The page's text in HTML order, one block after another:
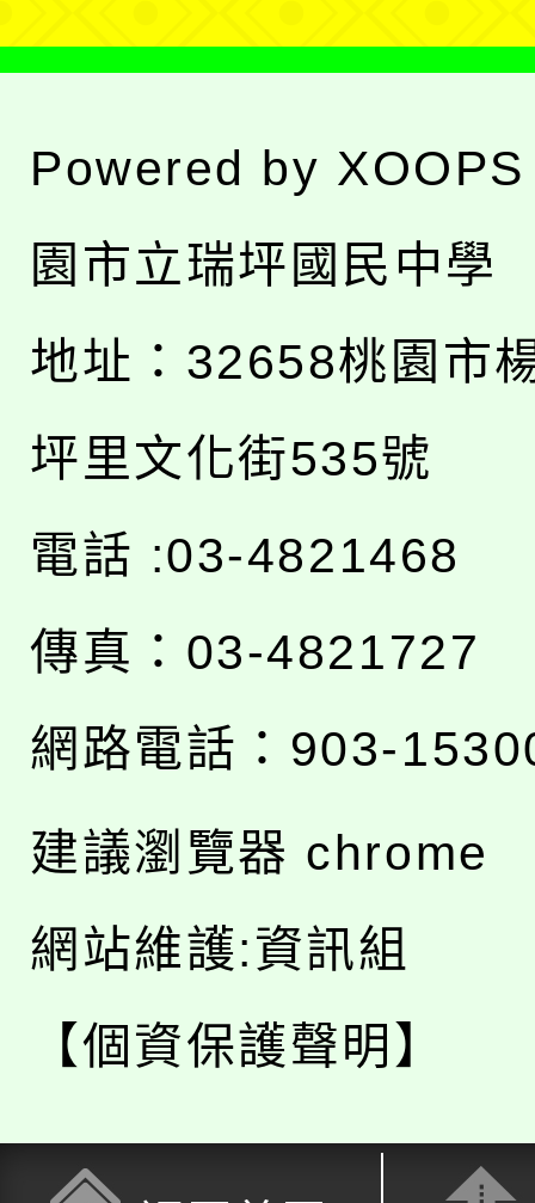
Powered by XOOPS
園市立瑞坪國民中學
地址： 32658桃園市
坪里文化街535號
電話 :03-4821468
傳真：03-4821727
網路電話：903-
建議瀏覽器 chrome
網站維護:資訊組
【個資保護聲明】